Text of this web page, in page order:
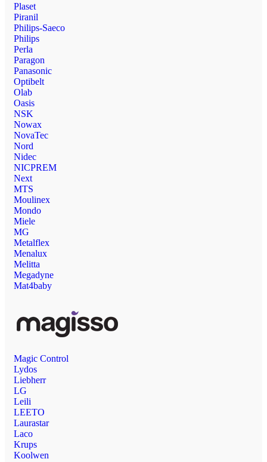
Plaset
Piranil
Philips-Saeco
Philips
Perla
Paragon
Panasonic
Optibelt
Olab
Oasis
NSK
Nowax
NovaTec
Nord
Nidec
NICPREM
Next
MTS
Moulinex
Mondo
Miele
MG
Metalflex
Menalux
Melitta
Megadyne
Mat4baby
Magic Control
Lydos
Liebherr
LG
Leili
LEETO
Laurastar
Laco
Krups
Koolwen